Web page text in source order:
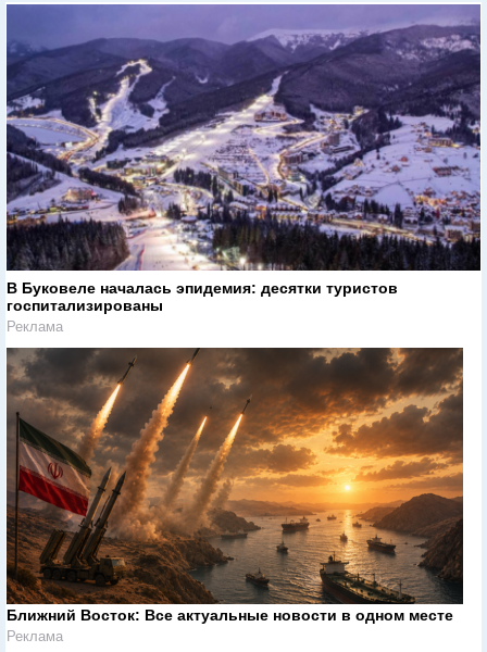
В Буковеле началась эпидемия: десятки туристов
госпитализированы
Реклама
Ближний Восток: Все актуальные новости в одном месте
Реклама